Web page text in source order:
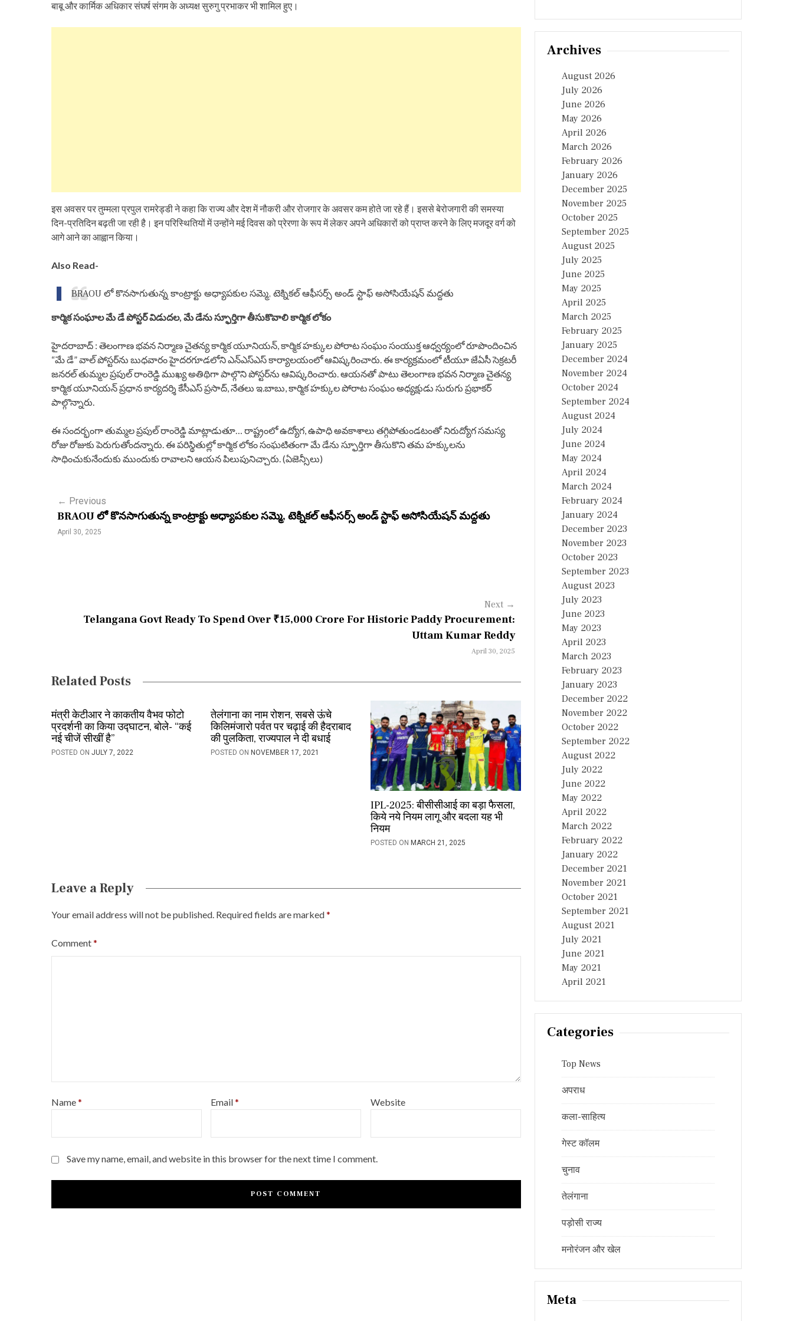
बाबू और कार्मिक अधिकार संघर्ष संगम के अध्यक्ष सुरुगु प्रभाकर भी शामिल हुए।
इस अवसर पर तुम्मला प्रपुल रामरेड्डी ने कहा कि राज्य और देश में नौकरी और रोजगार के अवसर कम होते जा रहे हैं। इससे बेरोजगारी की समस्या
दिन-प्रतिदिन बढ़ती जा रही है। इन परिस्थितियों में उन्होंने मई दिवस को प्रेरणा के रूप में लेकर अपने अधिकारों को प्राप्त करने के लिए मजदूर वर्ग को
आगे आने का आह्वान किया।
Also Read-
BRAOU లో కొనసాగుతున్న కాంట్రాక్టు అధ్యాపకుల సమ్మె, టెక్నికల్ ఆఫీసర్స్ అండ్ స్టాఫ్ అసోసియేషన్ మద్దతు
కార్మిక సంఘాల మే డే పోస్టర్ విడుదల, మే డేను స్ఫూర్తిగా తీసుకొవాలి కార్మిక లోకం
హైదరాబాద్ : తెలంగాణ భవన నిర్మాణ చైతన్య కార్మిక యూనియన్, కార్మిక హక్కుల పోరాట సంఘం సంయుక్త ఆధ్వర్యంలో రూపొందించిన
“మే డే” వాల్ పోస్టర్‌ను బుధవారం హైదరగూడలోని ఎన్ఎస్ఎస్ కార్యాలయంలో ఆవిష్కరించారు. ఈ కార్యక్రమంలో టీయూ జేఏసీ సెక్రటరీ
జనరల్ తుమ్మల ప్రపుల్ రాంరెడ్డి ముఖ్య అతిథిగా పాల్గొని పోస్టర్‌ను ఆవిష్కరించారు. ఆయనతో పాటు తెలంగాణ భవన నిర్మాణ చైతన్య
కార్మిక యూనియన్ ప్రధాన కార్యదర్శి కేసీఎస్ ప్రసాద్, నేతలు ఇ.బాబు, కార్మిక హక్కుల పోరాట సంఘం అధ్యక్షుడు సురుగు ప్రభాకర్
పాల్గొన్నారు.
ఈ సందర్భంగా తుమ్మల ప్రపుల్ రాంరెడ్డి మాట్లాడుతూ… రాష్ట్రంలో ఉద్యోగ, ఉపాధి అవకాశాలు తగ్గిపోతుండటంతో నిరుద్యోగ సమస్య
రోజు రోజుకు పెరుగుతోందన్నారు. ఈ పరిస్థితుల్లో కార్మిక లోకం సంఘటితంగా మే డేను స్ఫూర్తిగా తీసుకొని తమ హక్కులను
సాధించుకునేందుకు ముందుకు రావాలని ఆయన పిలుపునిచ్చారు. (ఏజెన్సీలు)
P
o
g
t
i
o
← Previous
BRAOU లో కొనసాగుతున్న కాంట్రాక్టు అధ్యాపకుల సమ్మె, టెక్నికల్ ఆఫీసర్స్ అండ్ స్టాఫ్ అసోసియేషన్ మద్దతు
April 30, 2025
Next →
Telangana Govt Ready To Spend Over ₹15,000 Crore For Historic Paddy Procurement:
Uttam Kumar Reddy
April 30, 2025
Related Posts
मंत्री केटीआर ने काकतीय वैभव फोटो
प्रदर्शनी का किया उद्घाटन, बोले- “कई
नई चीजें सीखीं है”
POSTED ON JULY 7, 2022
तेलंगाना का नाम रोशन, सबसे ऊंचे
किलिमंजारो पर्वत पर चढ़ाई की हैदराबाद
की पुलकिता, राज्यपाल ने दी बधाई
POSTED ON NOVEMBER 17, 2021
IPL-2025: बीसीसीआई का बड़ा फैसला,
किये नये नियम लागू और बदला यह भी
नियम
POSTED ON MARCH 21, 2025
Leave a Reply
Your email address will not be published. Required fields are marked*
Comment*
Name* Email* Website
Save my name, email, and website in this browser for the next time I comment.
Archives
August 2026
July 2026
June 2026
May 2026
April 2026
March 2026
February 2026
January 2026
December 2025
November 2025
October 2025
September 2025
August 2025
July 2025
June 2025
May 2025
April 2025
March 2025
February 2025
January 2025
December 2024
November 2024
October 2024
September 2024
August 2024
July 2024
June 2024
May 2024
April 2024
March 2024
February 2024
January 2024
December 2023
November 2023
October 2023
September 2023
August 2023
July 2023
June 2023
May 2023
April 2023
March 2023
February 2023
January 2023
December 2022
November 2022
October 2022
September 2022
August 2022
July 2022
June 2022
May 2022
April 2022
March 2022
February 2022
January 2022
December 2021
November 2021
October 2021
September 2021
August 2021
July 2021
June 2021
May 2021
April 2021
Categories
Top News
अपराध
कला-साहित्य
गेस्ट कॉलम
चुनाव
तेलंगाना
पड़ोसी राज्य
मनोरंजन और खेल
Meta